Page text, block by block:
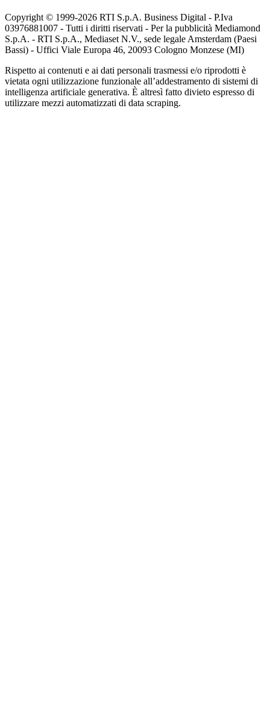
Copyright © 1999-2026 RTI S.p.A. Business Digital - P.Iva
03976881007 - Tutti i diritti riservati - Per la pubblicità Mediamond
S.p.A. - RTI S.p.A., Mediaset N.V., sede legale Amsterdam (Paesi
Bassi) - Uffici Viale Europa 46, 20093 Cologno Monzese (MI)
Rispetto ai contenuti e ai dati personali trasmessi e/o riprodotti è
vietata ogni utilizzazione funzionale all’addestramento di sistemi di
intelligenza artificiale generativa. È altresì fatto divieto espresso di
utilizzare mezzi automatizzati di data scraping.